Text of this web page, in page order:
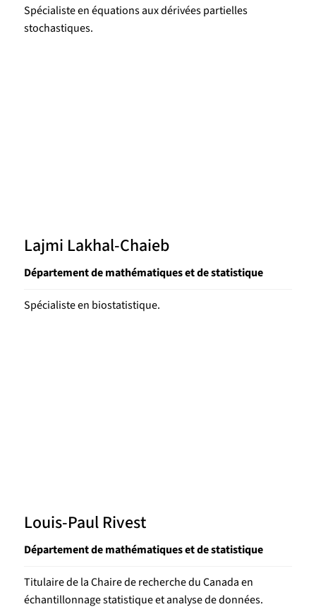
Spécialiste en équations aux dérivées partielles
stochastiques.
Lajmi Lakhal-Chaieb
Département de mathématiques et de statistique
Spécialiste en biostatistique.
Louis-Paul Rivest
Département de mathématiques et de statistique
Titulaire de la Chaire de recherche du Canada en
échantillonnage statistique et analyse de données.